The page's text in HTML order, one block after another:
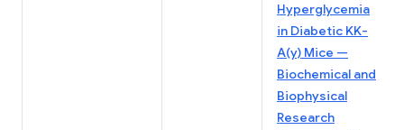
Hyperglycemia
in Diabetic KK-
A(y) Mice —
Biochemical and
Biophysical
Research